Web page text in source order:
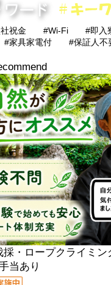
祝金 #Wi-Fi #即入
#家具家電付 #保証人不
採・ロープクライミン
当あり